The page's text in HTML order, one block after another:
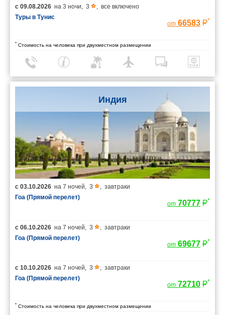
с 09.08.2026 на 3 ночи, 3 , все включено
Туры в Тунис
от 66583 *
* Стоимость на человека при двухместном размещении
Индия
с 03.10.2026 на 7 ночей, 3 , завтраки
Гоа (Прямой перелет)
от 70777 *
с 06.10.2026 на 7 ночей, 3 , завтраки
Гоа (Прямой перелет)
от 69677 *
с 10.10.2026 на 7 ночей, 3 , завтраки
Гоа (Прямой перелет)
от 72710 *
* Стоимость на человека при двухместном размещении